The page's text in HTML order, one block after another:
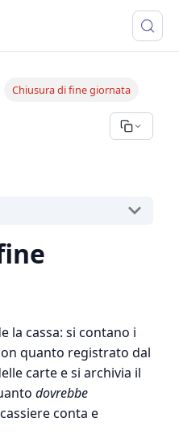
Chiusura di fine giornata
la cassa: si contano i
quanto registrato dal
carte e si archivia il
dovrebbe
conta e